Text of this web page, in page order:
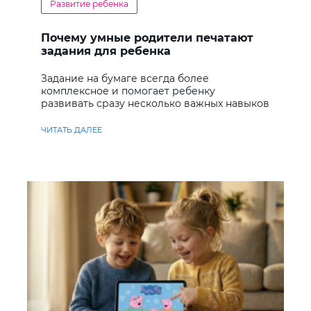
Развитие ребенка
Почему умные родители печатают
задания для ребенка
Задание на бумаге всегда более
комплексное и помогает ребенку
развивать сразу несколько важных навыков
ЧИТАТЬ ДАЛЕЕ